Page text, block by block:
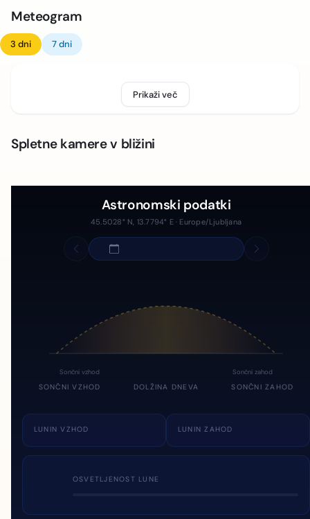
Meteogram
3 dni 7 dni
Prikaži več
Spletne kamere v bližini
Astronomski podatki
45.5028° N, 13.7794° E · Europe/Ljubljana
Sončni vzhod Sončni zahod
SONČNI VZHOD DOLŽINA DNEVA SONČNI ZAHOD
LUNIN VZHOD LUNIN ZAHOD
OSVETLJENOST LUNE